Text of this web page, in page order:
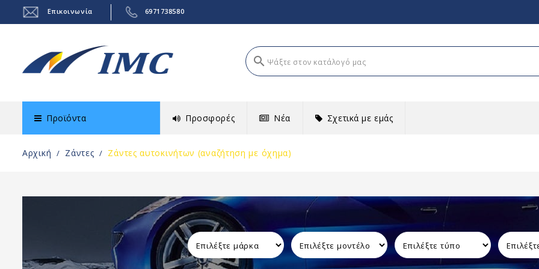
Επικοινωνία 6971738580
search
Προϊόντα Προσφορές Νέα Σχετικά με εμάς
Αρχική Ζάντες Ζάντες αυτοκινήτων (αναζήτηση με όχημα)